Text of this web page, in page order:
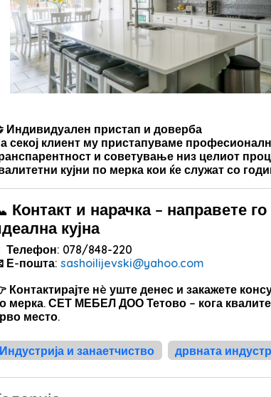
Индивидуален пристап и доверба
секој клиент му пристапуваме
и советување низ целиот
кујни по мерка кои ќе служат со
Контакт и нарачка – направете
кујна
Телефон: 078/848-220
Е-пошта: sashoilijevski@yahoo.com
Контактирајте нè уште денес и закажете
мерка. СЕТ МЕБЕЛ ДОО Тетово – кога
место.
Индустрија и занаетчиство дрвната